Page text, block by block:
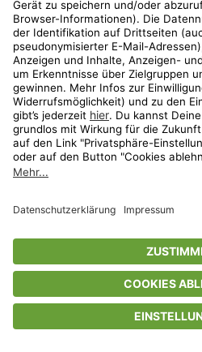
Privatsphäre-EinstellungenAGB